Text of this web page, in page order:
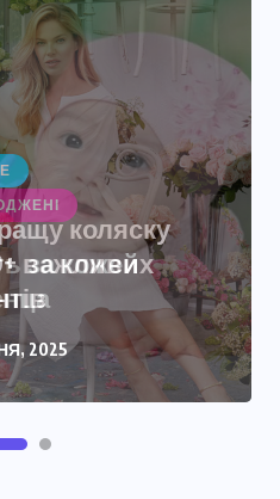
за кожей
2025